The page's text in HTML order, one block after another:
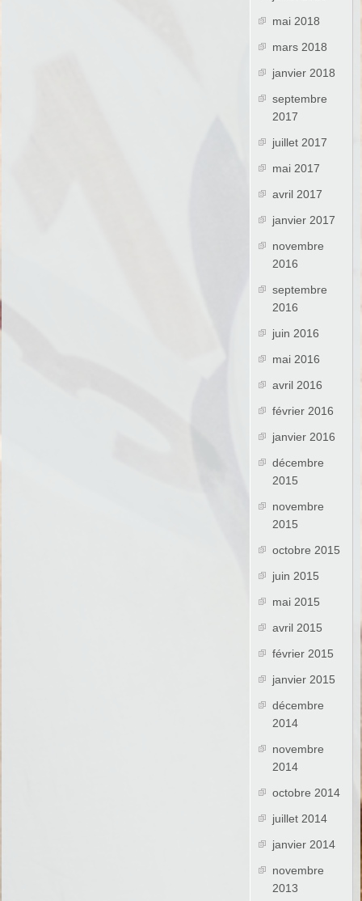
mai 2018
mars 2018
janvier 2018
septembre
2017
juillet 2017
mai 2017
avril 2017
janvier 2017
novembre
2016
septembre
2016
juin 2016
mai 2016
avril 2016
février 2016
janvier 2016
décembre
2015
novembre
2015
octobre 2015
juin 2015
mai 2015
avril 2015
février 2015
janvier 2015
décembre
2014
novembre
2014
octobre 2014
juillet 2014
janvier 2014
novembre
2013